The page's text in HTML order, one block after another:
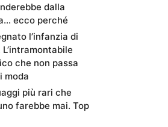
dalla
ecco perché
l’infanzia di
L’intramontabile
che non passa
moda
più rari che
farebbe mai. Top